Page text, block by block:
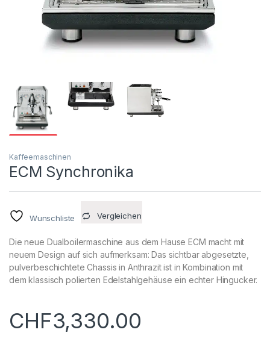
Kaffeemaschinen
ECM Synchronika
Wunschliste Vergleichen
Die neue Dualboilermaschine aus dem Hause ECM macht mit
neuem Design auf sich aufmerksam: Das sichtbar abgesetzte,
pulverbeschichtete Chassis in Anthrazit ist in Kombination mit
dem klassisch polierten Edelstahlgehäuse ein echter Hingucker.
CHF3,330.00